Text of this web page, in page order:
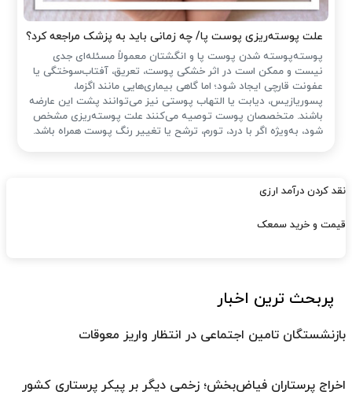
علت پوسته‌ریزی پوست پا/ چه زمانی باید به پزشک مراجعه کرد؟
پوسته‌پوسته شدن پوست پا و انگشتان معمولاً مسئله‌ای جدی
نیست و ممکن است در اثر خشکی پوست، تعریق، آفتاب‌سوختگی یا
عفونت قارچی ایجاد شود؛ اما گاهی بیماری‌هایی مانند اگزما،
پسوریازیس، دیابت یا التهاب پوستی نیز می‌توانند پشت این عارضه
باشند. متخصصان پوست توصیه می‌کنند علت پوسته‌ریزی مشخص
شود، به‌ویژه اگر با درد، تورم، ترشح یا تغییر رنگ پوست همراه باشد.
نقد کردن درآمد ارزی
قیمت و خرید سمعک
پربحث ترین اخبار
بازنشستگان تامین اجتماعی در انتظار واریز معوقات
اخراج پرستاران فیاض‌بخش؛ زخمی دیگر بر پیکر پرستاری کشور